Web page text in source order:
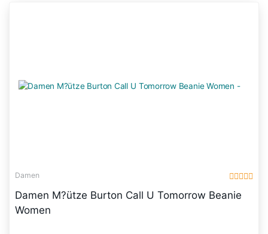
Damen
Damen M?ütze Burton Call U Tomorrow Beanie
Women